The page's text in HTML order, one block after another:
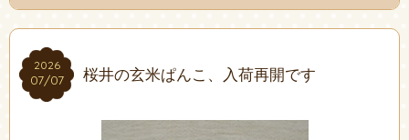
2026
07/07
2026
07/07 桜井の玄米ぱんこ、入荷再開です